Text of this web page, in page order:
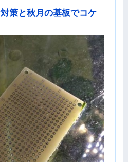
策と秋月の基板でコケ